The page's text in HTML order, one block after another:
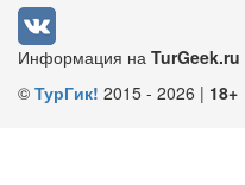
Информация на TurGeek.ru
© ТурГик! 2015 - 2026 | 18+